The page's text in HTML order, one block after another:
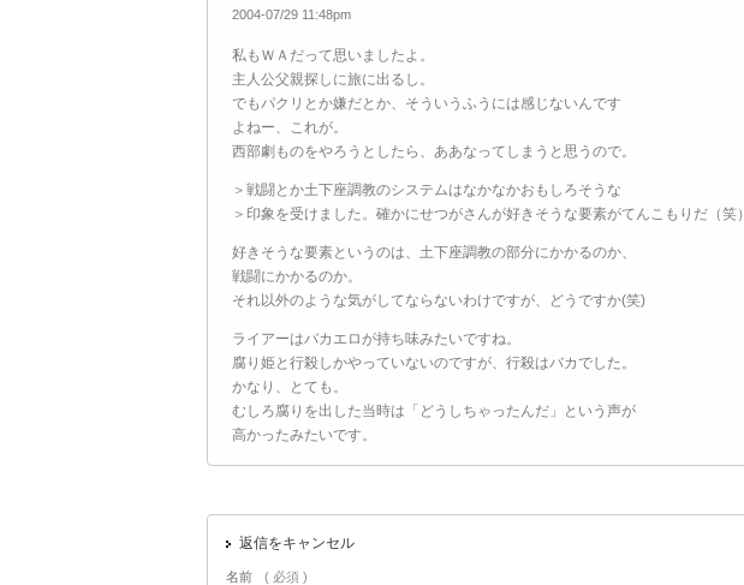
2004-07/29 11:48pm
私もＷＡだって思いましたよ。
主人公父親探しに旅に出るし。
でもパクリとか嫌だとか、そういうふうには感じないんです
よねー、これが。
西部劇ものをやろうとしたら、ああなってしまうと思うので。
＞戦闘とか土下座調教のシステムはなかなかおもしろそうな
＞印象を受けました。確かにせつがさんが好きそうな要素がてんこもりだ（笑）
好きそうな要素というのは、土下座調教の部分にかかるのか、
戦闘にかかるのか。
それ以外のような気がしてならないわけですが、どうですか(笑)
ライアーはバカエロが持ち味みたいですね。
腐り姫と行殺しかやっていないのですが、行殺はバカでした。
かなり、とても。
むしろ腐りを出した当時は「どうしちゃったんだ」という声が
高かったみたいです。
返信をキャンセル
名前 ( 必須 )